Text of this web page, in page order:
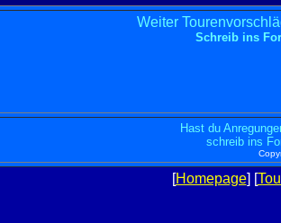
Weiter
Schreib ins
Hast du
schreib ins
[Homepage] [